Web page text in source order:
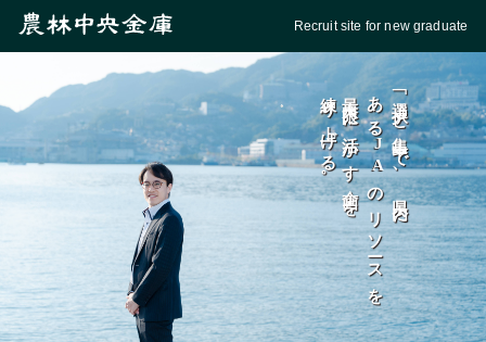
Recruit site for new graduate
「選択と集中」で、
県内に
ある
J
A
のリソースを
最大限に活かす企画を
練り上げる。